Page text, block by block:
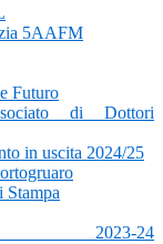
5AAFM
Futuro
di Dottori
in uscita 2024/25
Stampa
24